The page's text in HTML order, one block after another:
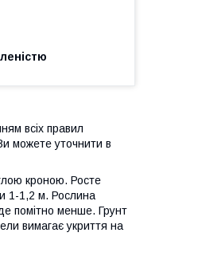
всіх правил
можете уточнити в
кроною. Росте
1-1,2 м. Рослина
помітно менше. Грунт
вимагає укриття на